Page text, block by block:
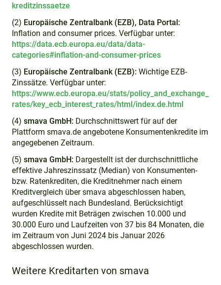
kreditzinssaetze
(2) Europäische Zentralbank (EZB), Data Portal:
Inflation and consumer prices. Verfügbar unter:
https://data.ecb.europa.eu/data/data-
categories#inflation-and-consumer-prices
(3) Europäische Zentralbank (EZB): Wichtige EZB-
Zinssätze. Verfügbar unter:
https://www.ecb.europa.eu/stats/policy_and_exchange_
rates/key_ecb_interest_rates/html/index.de.html
(4) smava GmbH: Durchschnittswert für auf der
Plattform smava.de angebotene Konsumentenkredite im
angegebenen Zeitraum.
(5) smava GmbH: Dargestellt ist der durchschnittliche
effektive Jahreszinssatz (Median) von Konsumenten-
bzw. Ratenkrediten, die Kreditnehmer nach einem
Kreditvergleich über smava abgeschlossen haben,
aufgeschlüsselt nach Bundesland. Berücksichtigt
wurden Kredite mit Beträgen zwischen 10.000 und
30.000 Euro und Laufzeiten von 37 bis 84 Monaten, die
im Zeitraum von Juni 2024 bis Januar 2026
abgeschlossen wurden.
Weitere Kreditarten von smava